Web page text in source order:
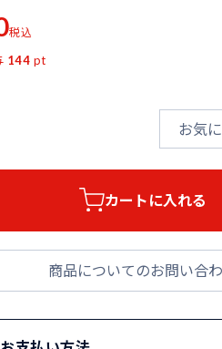
税込
144 pt
お気
カートに入れる
商品についてのお問い合